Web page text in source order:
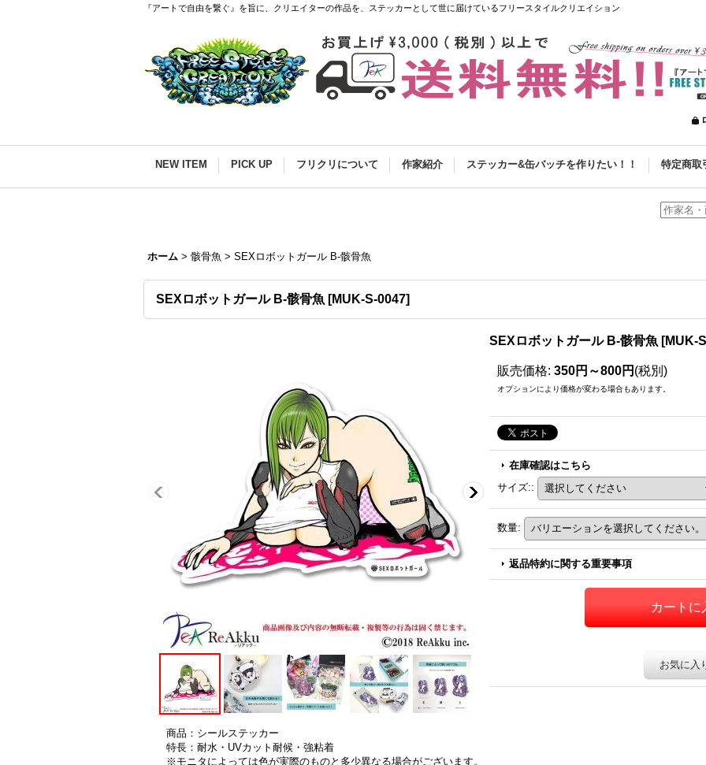
『アートで自由を繋ぐ』を旨に、クリエイターの作品を、ステッカーとして世に届けているフリースタイルクリエイション
NEW ITEM PICK UP フリクリについて 作家紹介 ステッカー&缶バッチを作りたい！！ 特定商取
ホーム > 骸骨魚 > SEXロボットガール B-骸骨魚
SEXロボットガール B-骸骨魚 [MUK-S-0047]
SEXロボットガール B-骸骨魚 [MUK-
販売価格: 350円～800円 (税別)
オプションにより価格が変わる場合もあります。
在庫確認はこちら
サイズ::
数量:
返品特約に関する重要事項
お気に入
商品：シールステッカー
特長：耐水・UVカット耐候・強粘着
※モニタによっては色が実際のものと多少異なる場合がございます。